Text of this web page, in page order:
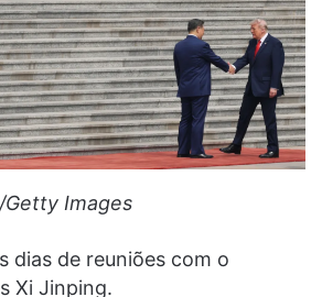
Getty Images
dias de reuniões com o
Xi Jinping.